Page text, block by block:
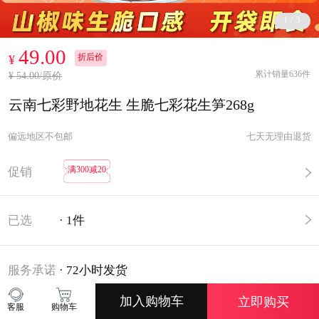
1 3
¥ 49.00 折后价
¥ 54.00/原价 累计销量636件
云南七彩野地花生 生脆七彩花生笋268g
偏远地区不包邮 七天无理由退货
促销 满300减20
已选 · 1件
服务承诺 · 72小时发货
客服 购物车 加入购物车 立即购买